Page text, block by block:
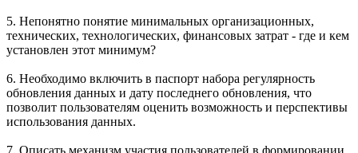
5. Непонятно понятие минимальных организационных,
технических, технологических, финансовых затрат - где и кем
установлен этот минимум?
6. Необходимо включить в паспорт набора регулярность
обновления данных и дату последнего обновления, что
позволит пользователям оценить возможность и перспективы
использования данных.
7. Описать механизм участия пользователей в формировании